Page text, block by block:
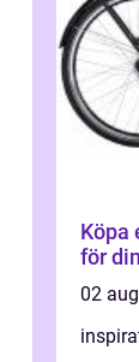
Köpa elcykel så
för
02